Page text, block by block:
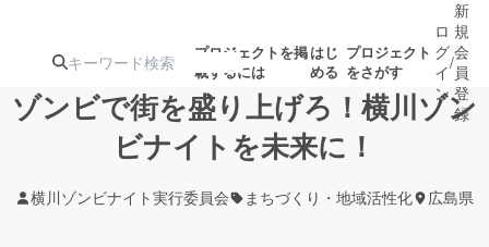
プロジェクトを掲
載するには
はじ
める
プロジェクト
をさがす
人気のプロ
ジェクト
ターン
注目の新着プロ
ジェクト
募集終了が近いプ
ロジェクト
もうすぐ公開
されます
ロ
グ
イ
ン
/
新
規
会
員
登
録
ゾンビで街を盛り上げろ！横川ゾン
ビナイトを未来に！
横川ゾンビナイト実行委員会 まちづくり・地域活性化 広島県